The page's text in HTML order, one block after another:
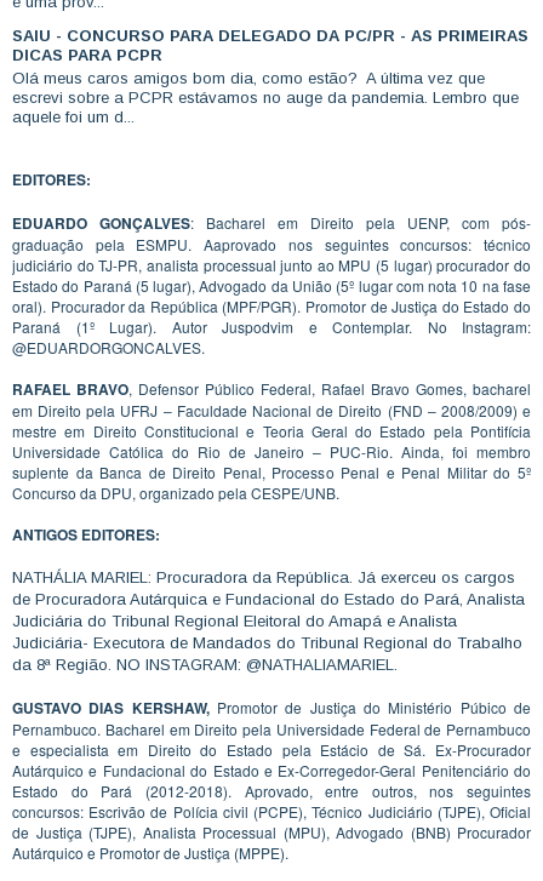
SAIU - CONCURSO PARA DELEGADO DA PC/PR - AS PRIMEIRAS
DICAS PARA PCPR
Olá meus caros amigos bom dia, como estão? A última vez que
escrevi sobre a PCPR estávamos no auge da pandemia. Lembro que
aquele foi um d...
EDITORES:
EDUARDO GONÇALVES: Bacharel em Direito pela UENP, com pós-
graduação pela ESMPU. Aaprovado nos seguintes concursos: técnico
judiciário do TJ-PR, analista processual junto ao MPU (5 lugar) procurador do
Estado do Paraná (5 lugar), Advogado da União (5º lugar com nota 10 na fase
oral). Procurador da República (MPF/PGR). Promotor de Justiça do Estado do
Paraná (1º Lugar). Autor Juspodvim e Contemplar. No Instagram:
@EDUARDORGONCALVES.
RAFAEL BRAVO, Defensor Público Federal, Rafael Bravo Gomes, bacharel
em Direito pela UFRJ – Faculdade Nacional de Direito (FND – 2008/2009) e
mestre em Direito Constitucional e Teoria Geral do Estado pela Pontifícia
Universidade Católica do Rio de Janeiro – PUC-Rio. Ainda, foi membro
suplente da Banca de Direito Penal, Processo Penal e Penal Militar do 5º
Concurso da DPU, organizado pela CESPE/UNB.
ANTIGOS EDITORES:
NATHÁLIA MARIEL: Procuradora da República. Já exerceu os cargos
de Procuradora Autárquica e Fundacional do Estado do Pará, Analista
Judiciária do Tribunal Regional Eleitoral do Amapá e Analista
Judiciária- Executora de Mandados do Tribunal Regional do Trabalho
da 8ª Região. NO INSTAGRAM: @NATHALIAMARIEL.
GUSTAVO DIAS KERSHAW, Promotor de Justiça do Ministério Púbico de
Pernambuco. Bacharel em Direito pela Universidade Federal de Pernambuco
e especialista em Direito do Estado pela Estácio de Sá. Ex-Procurador
Autárquico e Fundacional do Estado e Ex-Corregedor-Geral Penitenciário do
Estado do Pará (2012-2018). Aprovado, entre outros, nos seguintes
concursos: Escrivão de Polícia civil (PCPE), Técnico Judiciário (TJPE), Oficial
de Justiça (TJPE), Analista Processual (MPU), Advogado (BNB) Procurador
Autárquico e Promotor de Justiça (MPPE).